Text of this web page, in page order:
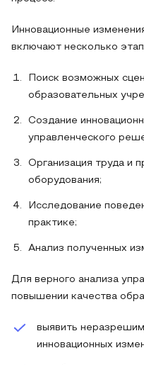
Инновационные
включают несколько
Поиск возможных
образовательных
Создание
управленческого
Организация труда и
оборудования;
Исследование
практике;
Анализ полученных
Для верного анализа
повышении качества
выявить
инновационных